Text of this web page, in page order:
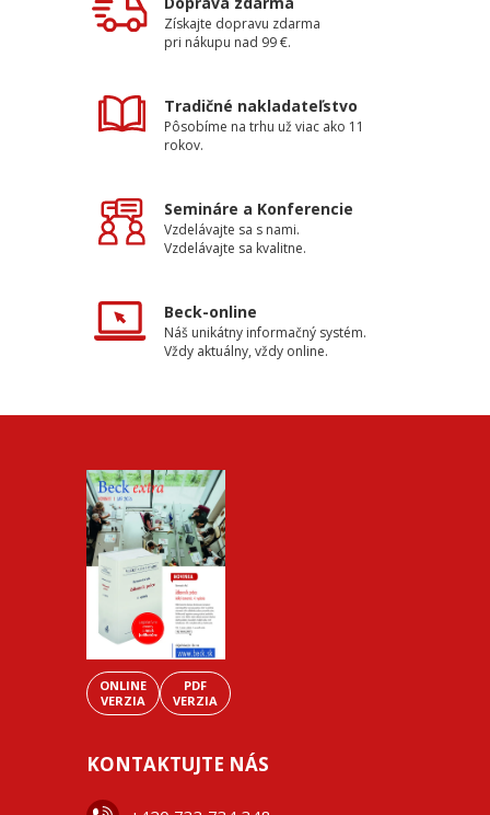
Získajte dopravu zdarma
pri nákupu nad 99 €.
Tradičné nakladateľstvo
Pôsobíme na trhu už viac ako 11
rokov.
Semináre a Konferencie
Vzdelávajte sa s nami.
Vzdelávajte sa kvalitne.
Beck-online
Náš unikátny informačný systém.
Vždy aktuálny, vždy online.
ONLINE
VERZIA
PDF
VERZIA
KONTAKTUJTE NÁS